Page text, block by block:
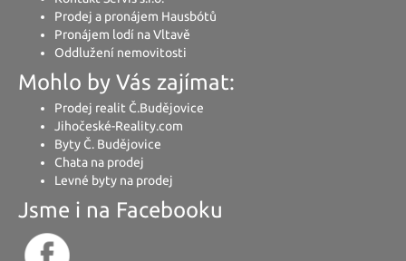
Prodej a pronájem Hausbótů
Pronájem lodí na Vltavě
Oddlužení nemovitosti
Mohlo by Vás zajímat:
Prodej realit Č.Budějovice
Jihočeské-Reality.com
Byty Č. Budějovice
Chata na prodej
Levné byty na prodej
Jsme i na Facebooku